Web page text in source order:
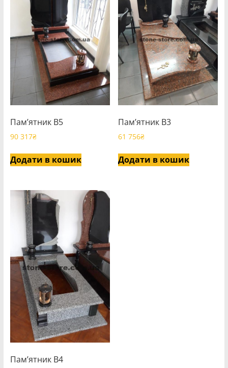
Пам’ятник В5
90 317₴
Додати в кошик
Пам’ятник В3
61 756₴
Додати в кошик
Пам’ятник В4